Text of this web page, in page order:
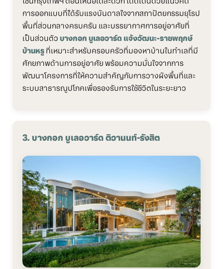
การออกแบบที่ได้รับแรงบันดาลใจจากสถาปัตยกรรมยุโรป
พื้นที่ส่วนกลางครบครัน และบรรยากาศการอยู่อาศัยที่
เป็นส่วนตัว บางกอก บูเลอวาร์ด แจ้งวัฒนะ-ราชพฤกษ์
บ้านหรู ที่เหมาะสำหรับครอบครัวที่มองหาบ้านในทำเลที่มี
ศักยภาพด้านการอยู่อาศัย พร้อมความมั่นใจจากการ
พัฒนาโครงการที่ให้ความสำคัญกับการวางผังพื้นที่และ
ระบบสาธารณูปโภคเพื่อรองรับการใช้ชีวิตในระยะยาว
3. บางกอก บูเลอวาร์ด ติวานนท์-รังสิต